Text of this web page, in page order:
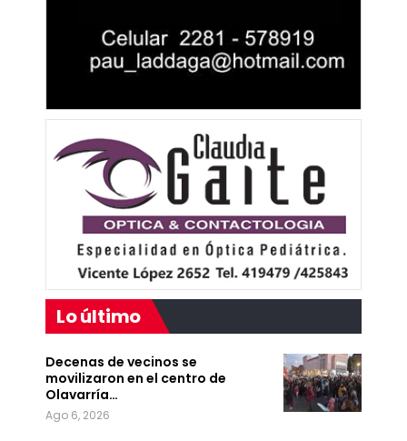
Lo último
Decenas de vecinos se
movilizaron en el centro de
Olavarría…
Ago 6, 2026